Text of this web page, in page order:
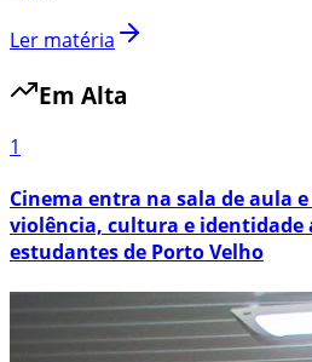
Ler matéria
Em Alta
1
Cinema entra na sala de aula
violência, cultura e identidade
estudantes de Porto Velho